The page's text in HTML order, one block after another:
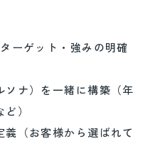
ーゲット・強みの明確
ソナ）を一緒に構築（年
）
義（お客様から選ばれて